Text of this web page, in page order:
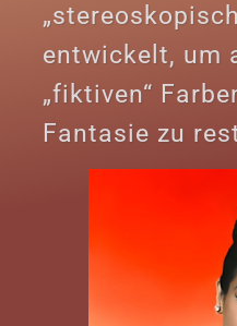
entwickelt, um
„fiktiven“
Fantasie zu